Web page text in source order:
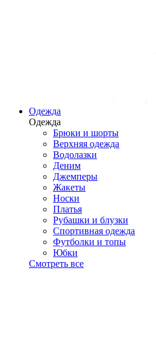
Одежда
Одежда
Брюки и шорты
Верхняя одежда
Водолазки
Деним
Джемперы
Жакеты
Носки
Платья
Рубашки и блузки
Спортивная одежда
Футболки и топы
Юбки
Смотреть все